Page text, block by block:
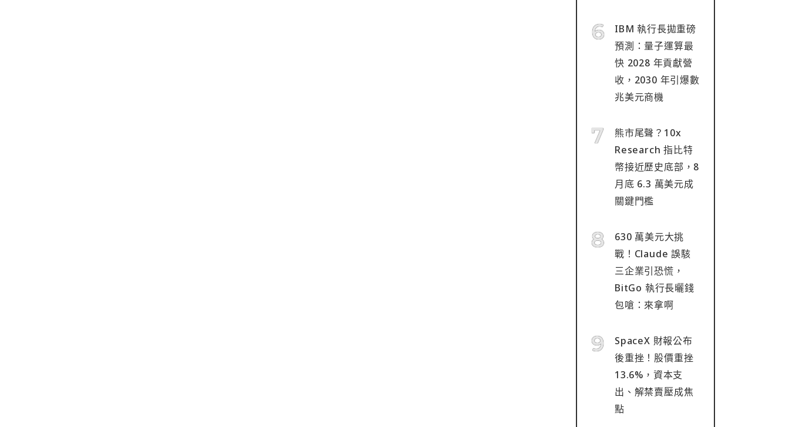
IBM 執行長拋重磅
預測：量子運算最
快 2028 年貢獻營
收，2030 年引爆數
兆美元商機
熊市尾聲？10x
Research 指比特
幣接近歷史底部，8
月底 6.3 萬美元成
關鍵門檻
630 萬美元大挑
戰！Claude 誤駭
三企業引恐慌，
BitGo 執行長曬錢
包嗆：來拿啊
SpaceX 財報公布
後重挫！股價重挫
13.6%，資本支
出、解禁賣壓成焦
點